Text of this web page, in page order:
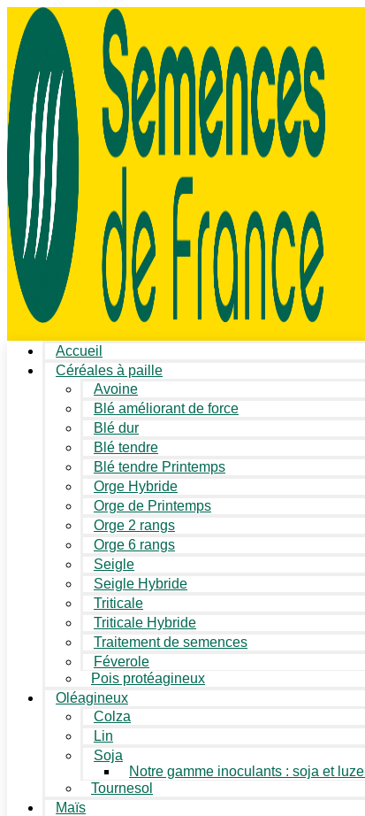
Accueil
Céréales à paille
Avoine
Blé améliorant de force
Blé dur
Blé tendre
Blé tendre Printemps
Orge Hybride
Orge de Printemps
Orge 2 rangs
Orge 6 rangs
Seigle
Seigle Hybride
Triticale
Triticale Hybride
Traitement de semences
Féverole
Pois protéagineux
Oléagineux
Colza
Lin
Soja
Notre gamme inoculants : soja et
Tournesol
Maïs